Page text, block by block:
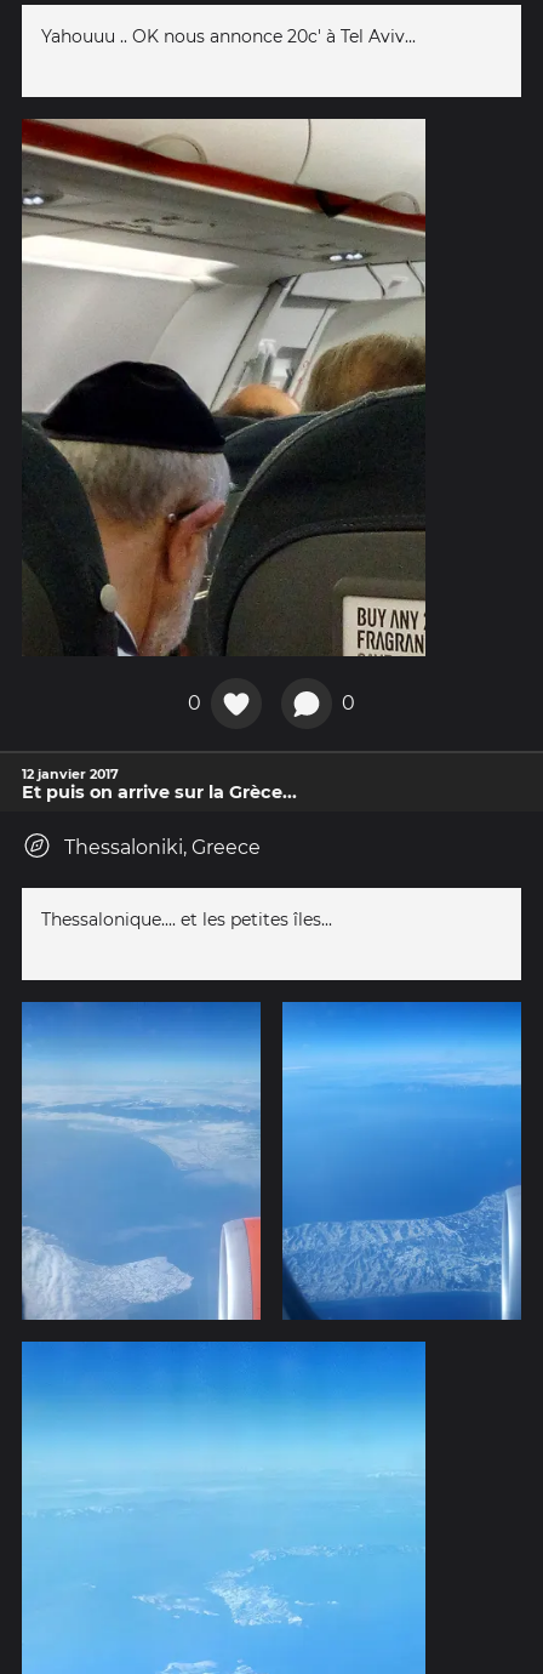
Yahouuu .. OK nous annonce 20c' à Tel Aviv...
0 0
12 janvier 2017
Et puis on arrive sur la Grèce...
Thessaloniki, Greece
Thessalonique.... et les petites îles...